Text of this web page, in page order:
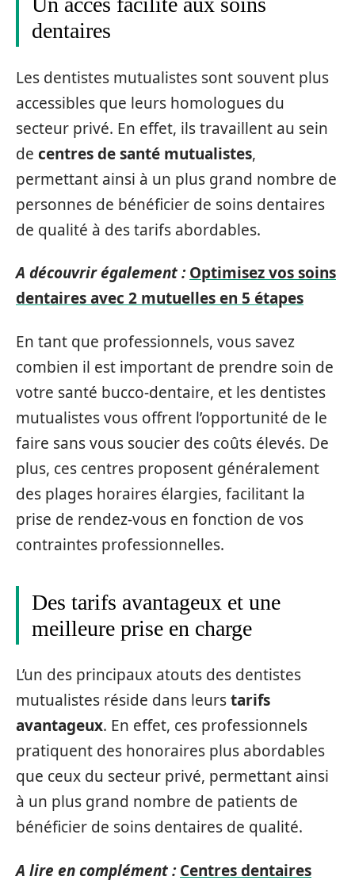
dentaires
Les dentistes mutualistes sont souvent plus
accessibles que leurs homologues du
secteur privé. En effet, ils travaillent au sein
de centres de santé mutualistes,
permettant ainsi à un plus grand nombre de
personnes de bénéficier de soins dentaires
de qualité à des tarifs abordables.
A découvrir également : Optimisez vos soins
dentaires avec 2 mutuelles en 5 étapes
En tant que professionnels, vous savez
combien il est important de prendre soin de
votre santé bucco-dentaire, et les dentistes
mutualistes vous offrent l’opportunité de le
faire sans vous soucier des coûts élevés. De
plus, ces centres proposent généralement
des plages horaires élargies, facilitant la
prise de rendez-vous en fonction de vos
contraintes professionnelles.
Des tarifs avantageux et une
meilleure prise en charge
L’un des principaux atouts des dentistes
mutualistes réside dans leurstarifs
avantageux. En effet, ces professionnels
pratiquent des honoraires plus abordables
que ceux du secteur privé, permettant ainsi
à un plus grand nombre de patients de
bénéficier de soins dentaires de qualité.
A lire en complément : Centres dentaires